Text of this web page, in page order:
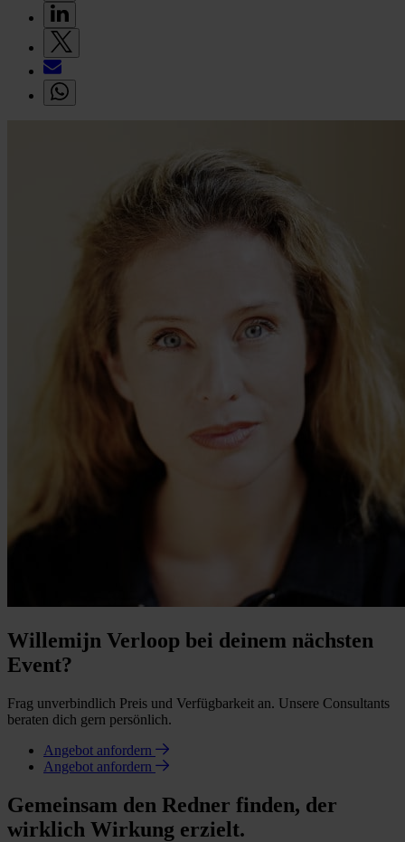
Willemijn Verloop bei deinem nächsten
Event?
Frag unverbindlich Preis und Verfügbarkeit an. Unsere Consultants
beraten dich gern persönlich.
Angebot anfordern
Angebot anfordern
Gemeinsam den Redner finden, der
wirklich Wirkung erzielt.